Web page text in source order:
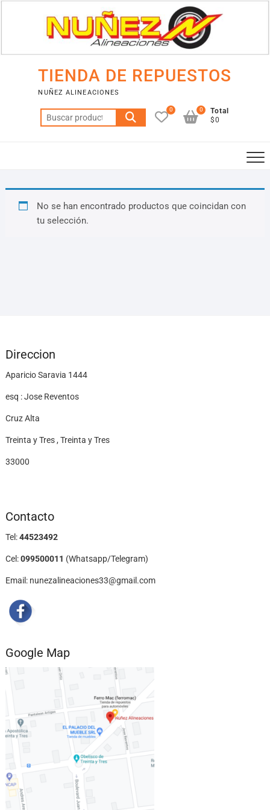
TIENDA DE REPUESTOS
NUÑEZ ALINEACIONES
Buscar
por:
0
Total
$0
0
No se han encontrado productos que coincidan con
tu selección.
Direccion
Aparicio Saravia 1444
esq : Jose Reventos
Cruz Alta
Treinta y Tres , Treinta y Tres
33000
Contacto
Tel:44523492
Cel:099500011 (Whatsapp/Telegram)
Email: nunezalineaciones33@gmail.com
Google Map